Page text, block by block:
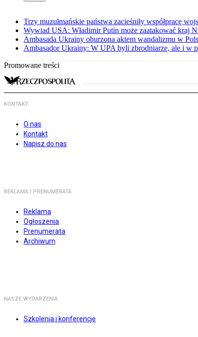
Trzy muzułmańskie państwa zacieśniły współpracę
Wywiad USA: Władimir Putin może zaatakować kraj
Ambasada Ukrainy oburzona aktem wandalizmu w
Ambasador Ukrainy: W UPA byli zbrodniarze, ale i w
Promowane treści
KONTAKT
O nas
Kontakt
Napisz do nas
REKLAMA I PRENUMERATA
Reklama
Ogłoszenia
Prenumerata
Archiwum
NASZE WYDARZENIA
Szkolenia i konferencje